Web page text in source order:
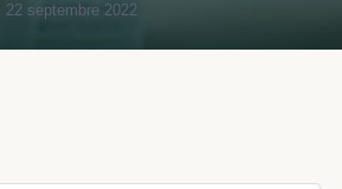
22 septembre 2022